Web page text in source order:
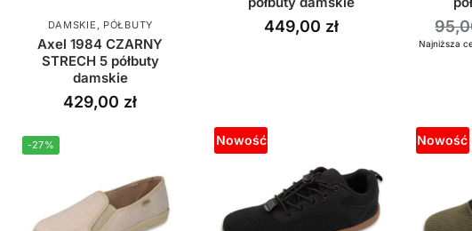
DAMSKIE , PÓŁBUTY
Axel 1984 CZARNY
STRECH 5 półbuty
damskie
429,00 zł
449,00 zł
Najniższa
-27% Nowość Nowość